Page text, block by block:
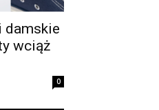
damskie
wciąż
0